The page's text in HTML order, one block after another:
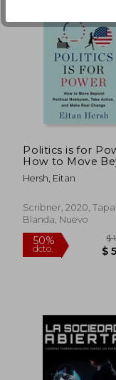
Politics is for
How to Move
Political
Take Action, and
(en Inglés)
Hersh, Eitan
Scribner, 2020, Tapa
Blanda, Nuevo